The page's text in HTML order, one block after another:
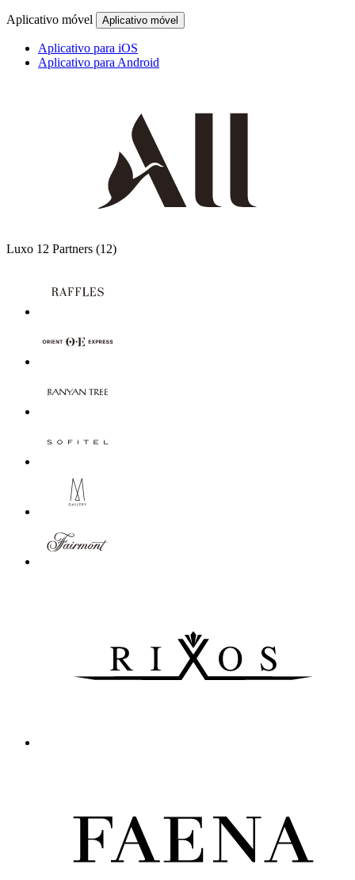
Aplicativo móvel Aplicativo móvel
Aplicativo para iOS
Aplicativo para Android
Luxo 12 Partners (12)